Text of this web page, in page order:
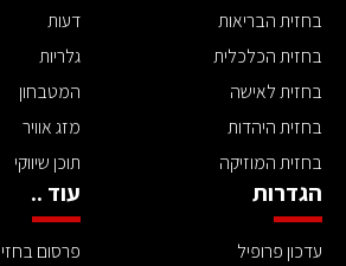
בחזית הבריאות
בחזית הכלכלית
בחזית לאישה
בחזית היהדות
בחזית המוזיקה
דעות
גלריות
המטבחון
מזג אוויר
תוכן שיווקי
הגדרות
עדכון פרופיל
עוד ..
פרסום